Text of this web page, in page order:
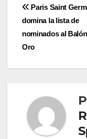
Paris Saint
domina la lista de
nominados al
Oro